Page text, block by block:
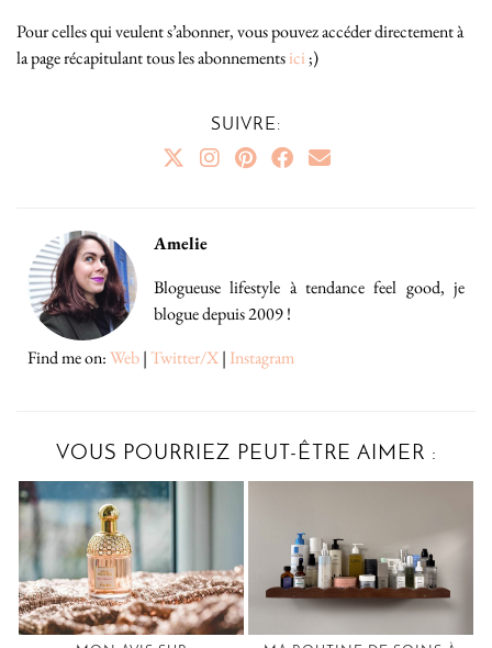
Pour celles qui veulent s’abonner, vous pouvez accéder directement à
la page récapitulant tous les abonnementsici;)
SUIVRE:
Amelie
Blogueuse lifestyle à tendance feel good, je
blogue depuis 2009 !
Find me on:Web|Twitter/X| Instagram
VOUS POURRIEZ PEUT-ÊTRE AIMER :